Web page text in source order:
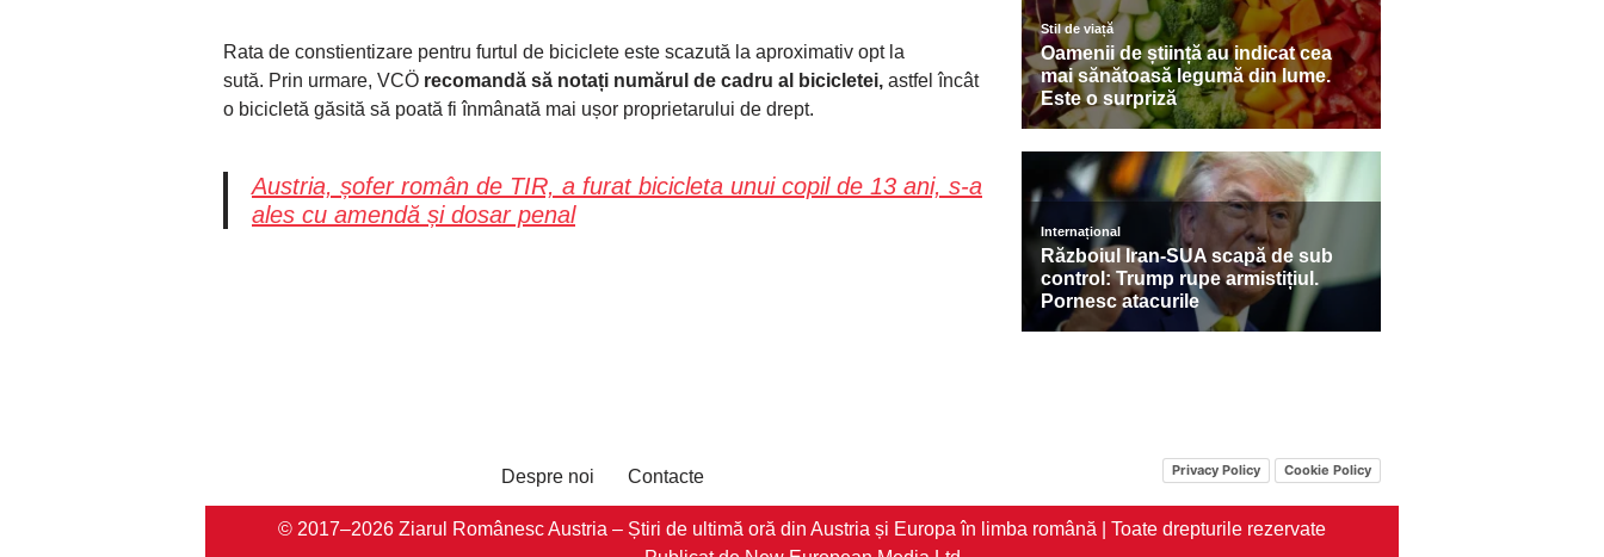
Rata de constientizare pentru furtul de biciclete este scazută la aproximativ opt la
sută. Prin urmare, VCÖ recomandă să notați numărul de cadru al bicicletei, astfel încât
o bicicletă găsită să poată fi înmânată mai ușor proprietarului de drept.
Austria, șofer român de TIR, a furat bicicleta unui copil de 13 ani, s-a
ales cu amendă și dosar penal
Despre noi Contacte Privacy Policy Cookie Policy
© 2017–2026 Ziarul Românesc Austria – Știri de ultimă oră din Austria și Europa în limba română | Toate drepturile rezervate